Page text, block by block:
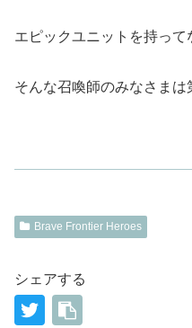
エピックユニットを持って
そんな召喚師のみなさまは
Brave Frontier Heroes
シェアする